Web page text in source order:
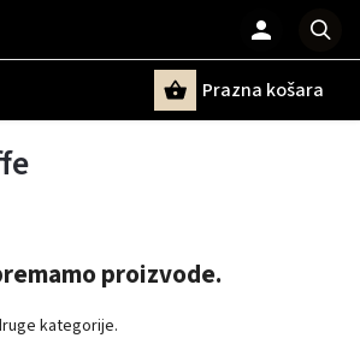
Prazna košara
proizvode.
kategorije.